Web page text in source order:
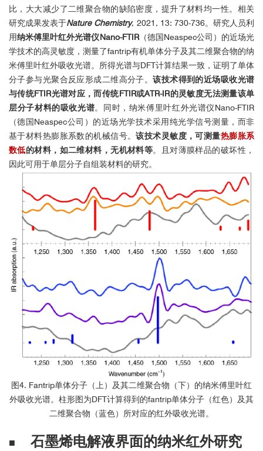
比，大大减少了二维聚合物的缺陷密度，提升了材料均一性。相关
研究成果发表于Nature Chemistry, 2021, 13: 730-736。研究人员利
用纳米傅里叶红外光谱仪Nano-FTIR（德国Neaspec公司）的近场光
学技术的高灵敏度，测量了fantrip有机单体分子及其二维聚合物的纳
米傅里叶红外吸收光谱。所得光谱与DFT计算结果一致，证明了单体
分子参与光聚合反应形成二维高分子。该技术得到的近场吸收光谱
与传统FTIR光谱对应，而传统FTIR或ATR-IR的灵敏度无法测量该单
层分子材料的吸收光谱。同时，纳米傅里叶红外光谱仪Nano-FTIR
（德国Neaspec公司）的近场光学技术采用纯光学信号测量，而非
基于材料热膨胀系数的机械信号。该技术灵敏度，可测量热膨胀系
数低的材料，如二维材料，无机材料等。且对薄膜样品的破坏性，
因此可用于单层分子自组装材料的研究。
图4. Fantrip单体分子（上）及其二维聚合物（下）的纳米傅里叶红
外吸收光谱。柱形图为DFT计算得到的fantrip单体分子（红色）及其
二维聚合物（蓝色）所对应的红外吸收光谱。
■ 石墨烯电解液界面的纳米红外研究
"After many years of research and development in near-field
microscopy, we finally made our dream come true to perform infrared
imaging & spectroscopy at the nanoscale. With neaSNOM we can
additionally realize Raman, fluorescence and non-linear nano-
spectroscopy."
Dr. Dangyuan Lei
The Hong Kong Polytechnic University
Department of Applied Physics
Hong Kong
"We propose to establish a complete set of nano-FTIR and
scattering-type SNOM in order to stay competitive in nanophotonics
research as well as to maintain our state-of-the-art design and
fabrication of novel nanomaterials. Only because of the unique
technology from neaspec we were able to win this desirable university
grant."
Prof. Dan Mittleman
Brown University
School of Engineering
"The neaSNOM near-field microscope and it’s user-friendly software
offer us an incredible flexibility for the realization of our unique
experiments – without compromises in robustness, handling and